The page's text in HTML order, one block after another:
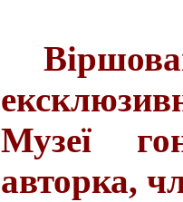
Музеї
авторка,